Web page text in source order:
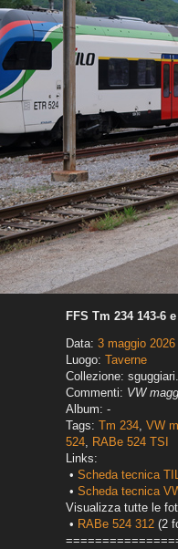
FFS Tm 234 143-6
Data: 3 maggio 2026
Luogo: Taverne
Collezione:
Commenti: VW
Album: -
Tags: Tm 234, VW
524, RABe 524 TSI
Links:
• Scheda tecnica
• Scheda tecnica
Visualizza tutte le
• RABe 524 312 (2